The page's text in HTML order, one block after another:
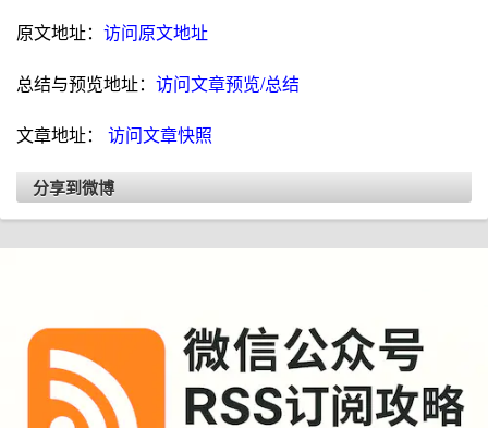
原文地址： 访问原文地址
总结与预览地址： 访问文章预览/总结
文章地址： 访问文章快照
分享到微博